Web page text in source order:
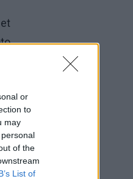
or
to
may
of the
List of